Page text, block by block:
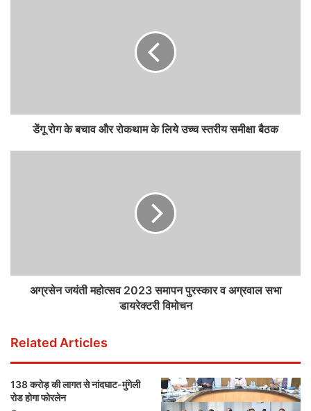
डेंगू रोग के बचाव और रोकथाम के लिये उच्च स्तरीय समीक्षा बैठक
अग्रसेन जयंती महोत्सव 2023 समापन पुरस्कार व अग्रवाल सभा
डायरेक्टरी विमोचन
Related Articles
138 करोड़ की लागत से नांदघाट-मुंगेली
रोड होगा फोरलेन